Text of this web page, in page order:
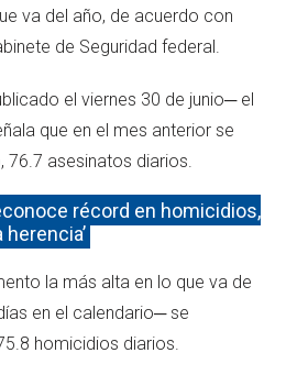
va del año, de acuerdo con
de Seguridad federal.
el viernes 30 de junio─ el
que en el mes anterior se
76.7 asesinatos diarios.
récord en homicidios,
herencia’
la más alta en lo que va de
en el calendario─ se
homicidios diarios.